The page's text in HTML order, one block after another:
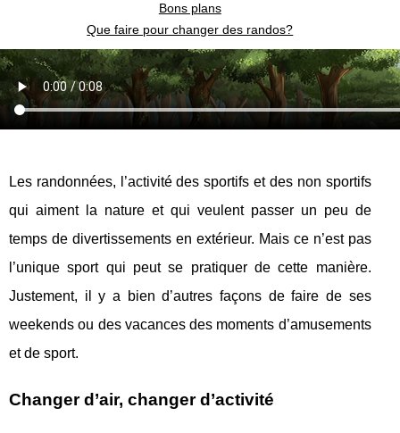
Bons plans
Que faire pour changer des randos?
Les randonnées, l’activité des sportifs et des non sportifs
qui aiment la nature et qui veulent passer un peu de
temps de divertissements en extérieur. Mais ce n’est pas
l’unique sport qui peut se pratiquer de cette manière.
Justement, il y a bien d’autres façons de faire de ses
weekends ou des vacances des moments d’amusements
et de sport.
Changer d’air, changer d’activité